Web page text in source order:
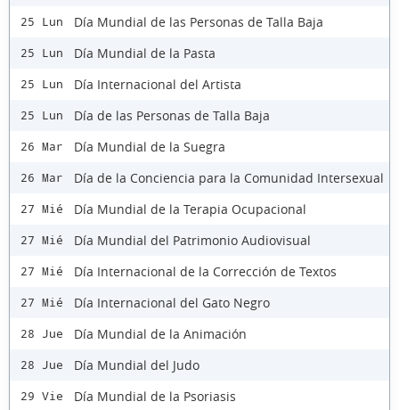
25 Lun Día Mundial de las Personas de Talla Baja
25 Lun Día Mundial de la Pasta
25 Lun Día Internacional del Artista
25 Lun Día de las Personas de Talla Baja
26 Mar Día Mundial de la Suegra
26 Mar Día de la Conciencia para la Comunidad Intersexual
27 Mié Día Mundial de la Terapia Ocupacional
27 Mié Día Mundial del Patrimonio Audiovisual
27 Mié Día Internacional de la Corrección de Textos
27 Mié Día Internacional del Gato Negro
28 Jue Día Mundial de la Animación
28 Jue Día Mundial del Judo
29 Vie Día Mundial de la Psoriasis